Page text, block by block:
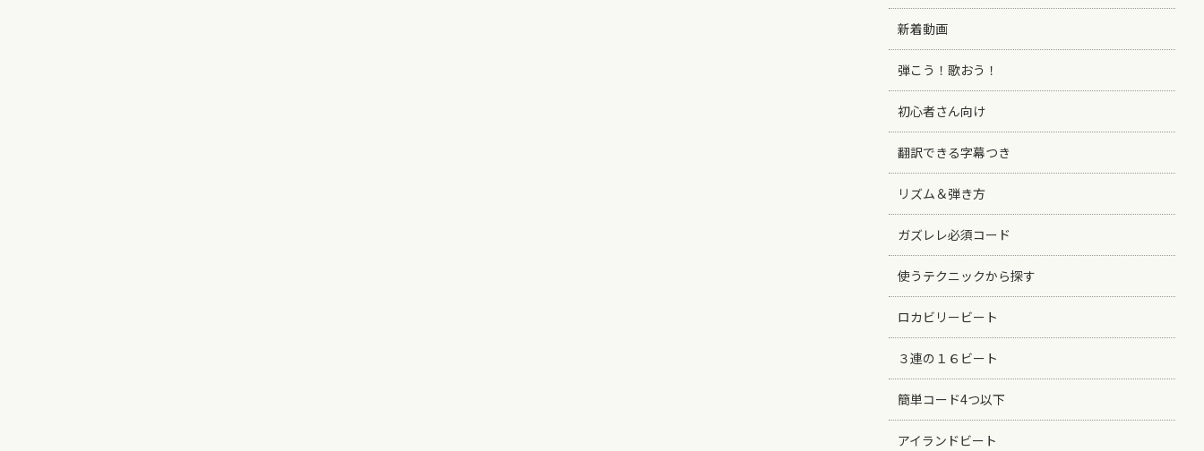
新着動画
弾こう！歌おう！
初心者さん向け
翻訳できる字幕つき
リズム＆弾き方
ガズレレ必須コード
使うテクニックから探す
ロカビリービート
３連の１６ビート
簡単コード4つ以下
アイランドビート